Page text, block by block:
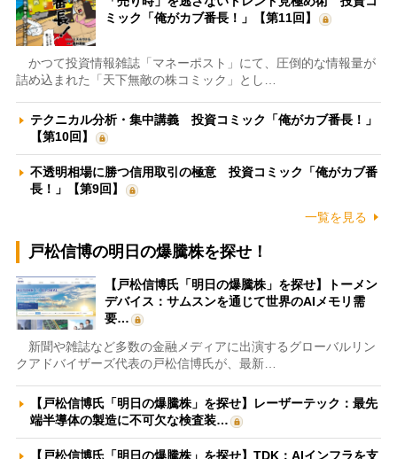
ミック「俺がカブ番長！」【第11回】
かつて投資情報雑誌「マネーポスト」にて、圧倒的な情報量が
詰め込まれた「天下無敵の株コミック」とし…
テクニカル分析・集中講義 投資コミック「俺がカブ番長！」
【第10回】
不透明相場に勝つ信用取引の極意 投資コミック「俺がカブ番
長！」【第9回】
一覧を見る
戸松信博の明日の爆騰株を探せ！
【戸松信博氏「明日の爆騰株」を探せ】トーメン
デバイス：サムスンを通じて世界のAIメモリ需
要…
新聞や雑誌など多数の金融メディアに出演するグローバルリン
クアドバイザーズ代表の戸松信博氏が、最新…
【戸松信博氏「明日の爆騰株」を探せ】レーザーテック：最先
端半導体の製造に不可欠な検査装…
【戸松信博氏「明日の爆騰株」を探せ】TDK：AIインフラを支